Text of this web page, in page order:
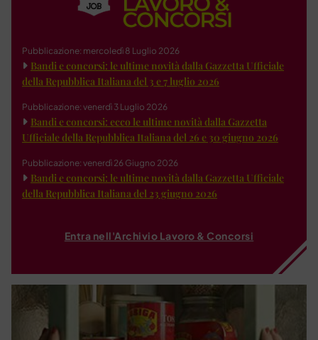
Pubblicazione: mercoledì 8 Luglio 2026
Bandi e concorsi: le ultime novità dalla Gazzetta Ufficiale
della Repubblica Italiana del 3 e 7 luglio 2026
Pubblicazione: venerdì 3 Luglio 2026
Bandi e concorsi: ecco le ultime novità dalla Gazzetta
Ufficiale della Repubblica Italiana del 26 e 30 giugno 2026
Pubblicazione: venerdì 26 Giugno 2026
Bandi e concorsi: le ultime novità dalla Gazzetta Ufficiale
della Repubblica Italiana del 23 giugno 2026
Entra nell'Archivio Lavoro & Concorsi